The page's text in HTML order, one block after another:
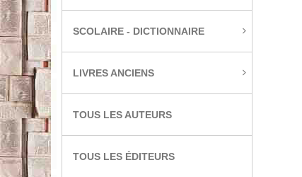
SCOLAIRE - DICTIONNAIRE
LIVRES ANCIENS
TOUS LES AUTEURS
TOUS LES ÉDITEURS